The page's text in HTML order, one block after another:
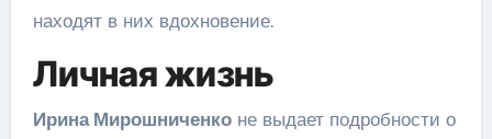
находят в них вдохновение.
Личная жизнь
Ирина Мирошниченконе выдает подробности о